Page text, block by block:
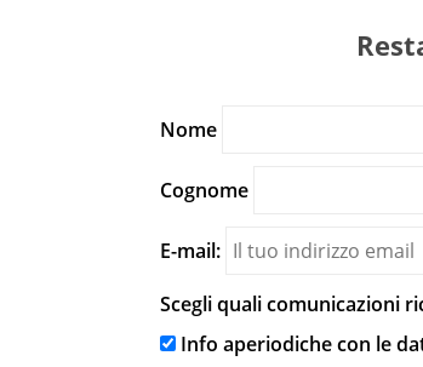
Nome
Cognome
E-mail:
Scegli quali comunicazioni
Info aperiodiche con le